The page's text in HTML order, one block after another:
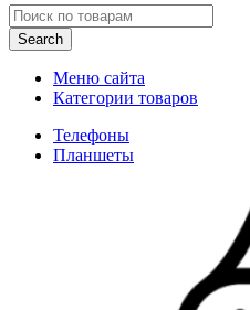
Search
Меню сайта
Категории товаров
Телефоны
Планшеты